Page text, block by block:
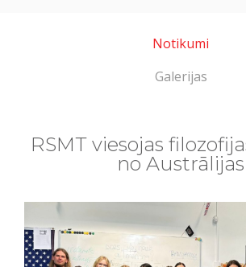
Notikumi
Galerijas
RSMT viesojas
no Austrālijas